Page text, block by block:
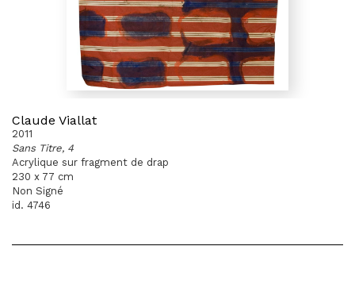
Claude Viallat
2011
Sans Titre, 4
Acrylique sur fragment de drap
230 x 77 cm
Non Signé
id. 4746